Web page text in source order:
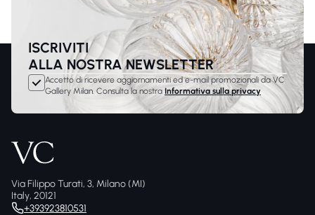
ISCRIVITI
ALLA NOSTRA NEWSLETTER
Accetto di ricevere aggiornamenti ed e-mail promozionali da VC
Gallery Milan. Consulta la nostra Informativa sulla privacy
Via Filippo Turati, 3, Milano (MI)
Italy, 20121
+393923810531